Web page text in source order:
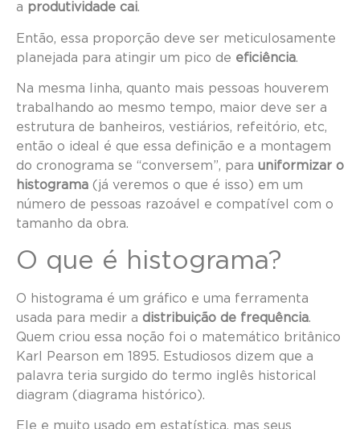
a produtividade cai.
Então, essa proporção deve ser meticulosamente
planejada para atingir um pico de eficiência.
Na mesma linha, quanto mais pessoas houverem
trabalhando ao mesmo tempo, maior deve ser a
estrutura de banheiros, vestiários, refeitório, etc,
então o ideal é que essa definição e a montagem
do cronograma se “conversem”, para uniformizar o
histograma (já veremos o que é isso) em um
número de pessoas razoável e compatível com o
tamanho da obra.
O que é histograma?
O histograma é um gráfico e uma ferramenta
usada para medir a distribuição de frequência.
Quem criou essa noção foi o matemático britânico
Karl Pearson em 1895. Estudiosos dizem que a
palavra teria surgido do termo inglês historical
diagram (diagrama histórico).
Ele e muito usado em estatística, mas seus